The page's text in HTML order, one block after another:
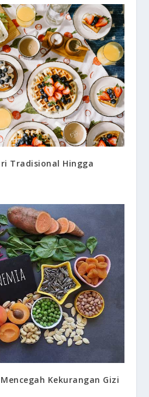
Tradisional Hingga
Kekurangan Gizi